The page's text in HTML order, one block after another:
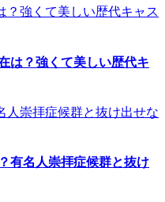
は？強くて美しい歴代キ
有名人崇拝症候群と抜け